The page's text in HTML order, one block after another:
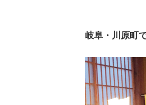
岐阜・川原町